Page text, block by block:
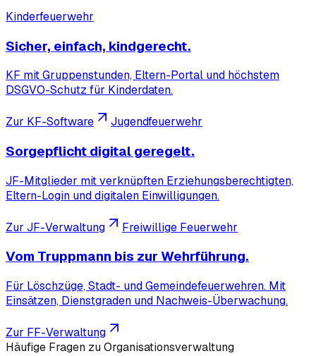
Kinderfeuerwehr
Sicher, einfach, kindgerecht.
KF mit Gruppenstunden, Eltern-Portal und höchstem
DSGVO-Schutz für Kinderdaten.
Zur KF-Software Jugendfeuerwehr
Sorgepflicht digital geregelt.
JF-Mitglieder mit verknüpften Erziehungsberechtigten,
Eltern-Login und digitalen Einwilligungen.
Zur JF-Verwaltung Freiwillige Feuerwehr
Vom Truppmann bis zur Wehrführung.
Für Löschzüge, Stadt- und Gemeindefeuerwehren. Mit
Einsätzen, Dienstgraden und Nachweis-Überwachung.
Zur FF-Verwaltung
Häufige Fragen zu Organisationsverwaltung